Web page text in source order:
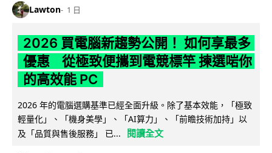
Lawton 1 日
2026 買電腦新趨勢公開！ 如何享最多
優惠 從極致便攜到電競標竿 揀選啱你
的高效能 PC
2026 年的電腦選購基準已經全面升級。除了基本效能，「極致
輕量化」、「機身美學」、「AI算力」、「前瞻技術加持」以
及「品質與售後服務」 已...
閱讀全文